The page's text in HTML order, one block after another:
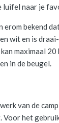
naar je
erom bekend
wit en is
maximaal
in de beugel.
van de
het